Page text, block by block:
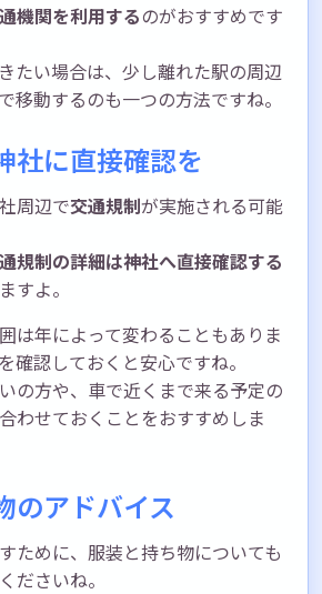
機関を利用するのがおすすめです
たい場合は、少し離れた駅の周辺
移動するのも一つの方法ですね。
社に直接確認を
周辺で交通規制が実施される可能
規制の詳細は神社へ直接確認する
すよ。
は年によって変わることもありま
確認しておくと安心ですね。
の方や、車で近くまで来る予定の
わせておくことをおすすめしま
のアドバイス
ために、服装と持ち物についても
ださいね。